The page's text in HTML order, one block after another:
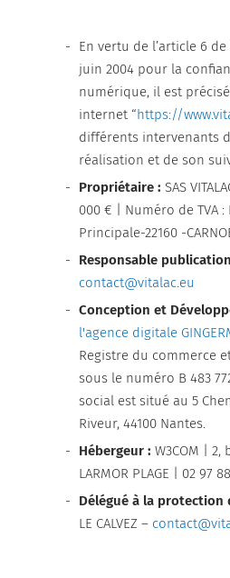
En vertu de l’article 6
juin 2004 pour la
numérique, il est
internet “https://
différents intervenants
réalisation et de son
Propriétaire :SAS
000 € | Numéro de TVA :
Principale-22160 -
Responsable
contact@vitalac.eu
Conception et
l'agence digitale
Registre du commerce
sous le numéro B 483
social est situé au 5
Riveur, 44100 Nantes.
Hébergeur :W3COM | 2,
LARMOR PLAGE | 02 97
Délégué à la protection
LE CALVEZ –
Organisation & Chiffres clés
Capteurs mycotoxines
Conservateurs
Optimisateurs de céréales et rations
Poudres de lait
Précurseurs de glucose
Sels anioniques
Spécialités nutritionnelles